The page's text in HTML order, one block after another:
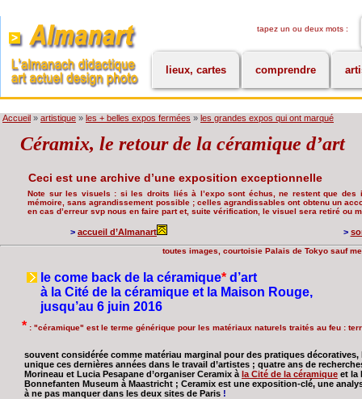
tapez un ou deux mots :
lieux, cartes comprendre
Accueil » artistique » les + belles expos fermées » les grandes expos qui ont marqué
Céramix, le retour de la céramique d’art
Ceci est une archive d’une exposition exceptionnelle
Note sur les visuels : si les droits liés à l’expo sont échus, ne restent que des
mémoire, sans agrandissement possible ; celles agrandissables ont obtenu un
en cas d’erreur svp nous en faire part et, suite vérification, le visuel sera retiré ou
> accueil d’Almanart >
toutes images, courtoisie Palais de Tokyo sauf
le come back de la céramique* d’art
à la Cité de la céramique et la Maison Rouge,
jusqu’au 6 juin 2016
* : "céramique" est le terme générique pour les matériaux naturels traités au feu :
souvent considérée comme matériau marginal pour des pratiques
unique ces dernières années dans le travail d’artistes ; quatre ans de
Morineau et Lucia Pesapane d’organiser Ceramix à la Cité de la céramique et la
Bonnefanten Museum à Maastricht ; Ceramix est une exposition-clé, une
à ne pas manquer dans les deux sites de Paris !